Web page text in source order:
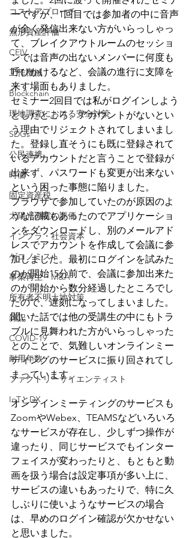
コストアプローチ
無形資産評価
CEIV
工作機械
Blockchain
現地調査における安全対策
SDGs
公民連携
時価
固定資産税
太陽光発電の評価
インフラ・社会資本
ゲコノミスト
事業再生・M&A
所有者不明土地対策
雑記
COVID-19
耐用年数
ファクトリーサイエンティスト
IoTとDX
ーですが、1回目では参加者の中に音声
が全く発信出来ない方がいらっしゃっ
て、ブレイクアウトルームのセッショ
ンでは音声の出ないメンバーに何度も
呼びかけるなど、会議の進行に支障を
来す場面もありました。
セミナー2回目では私がログインしよう
としたところ、アカウントがないとい
う理由でリジェクトされてしまいまし
た。登録し直そうにも既に登録されて
いるアカウントだと言うことで登録が
出来ず、パスワードも変更が出来ない
という困った事態に陥りました。
ブラウザで参加していたのが原因のよ
うな記載もあったのでアプリケーショ
ンをダウンロードし、別のメールアド
レスでアカウントを作成して会議に参
加しました。最初にログインを試みた
のが開始15分前で、会議に参加出来た
のが開始から数分経過したところでし
たので、遅刻になってしまいました。
聞いた話では他の受講生の中にもトラ
ブルに見舞われた方がいらっしゃった
とのことで、気難しいオンラインミー
ティングのサービスに振り回されてし
まっています。
オンラインミーティングのサービスも
ZoomやWebex、TEAMSなどいろいろ
なサービスが存在し、少しずつ操作が
違ったり、同じサービスでもインター
フェイスが変わったりと、もともと動
画を扱う場合は設定事項が多い上に、
サービスの違いもあったりで、特に久
しぶりに使いようなサービスの場合
は、早めのログイン確認が欠かせない
と思いました。